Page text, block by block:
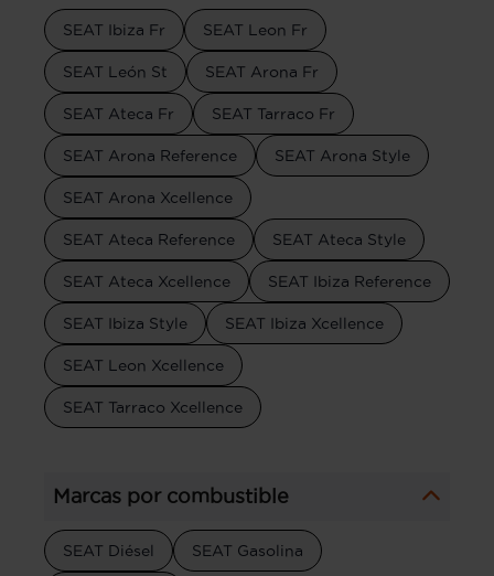
SEAT Ibiza Fr SEAT Leon Fr
SEAT León St SEAT Arona Fr
SEAT Ateca Fr SEAT Tarraco Fr
SEAT Arona Reference SEAT Arona Style
SEAT Arona Xcellence
SEAT Ateca Reference SEAT Ateca Style
SEAT Ateca Xcellence SEAT Ibiza Reference
SEAT Ibiza Style SEAT Ibiza Xcellence
SEAT Leon Xcellence
SEAT Tarraco Xcellence
Marcas por combustible
SEAT Diésel SEAT Gasolina